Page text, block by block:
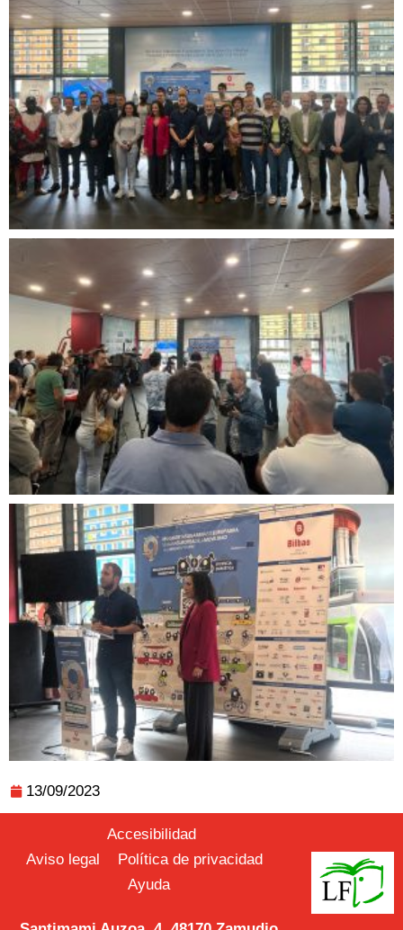
13/09/2023
Accesibilidad
Aviso legal
Política de privacidad
Ayuda